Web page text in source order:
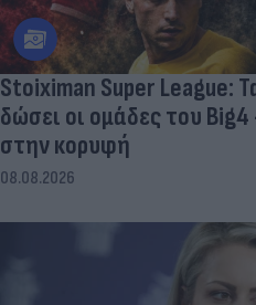
Stoiximan Super League:
δώσει οι ομάδες του
στην κορυφή
08.08.2026